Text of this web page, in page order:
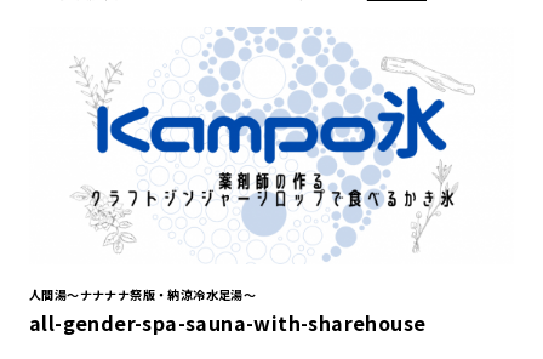
人間湯〜ナナナナ祭版・納涼冷水足湯〜
all-gender-spa-sauna-with-sharehouse